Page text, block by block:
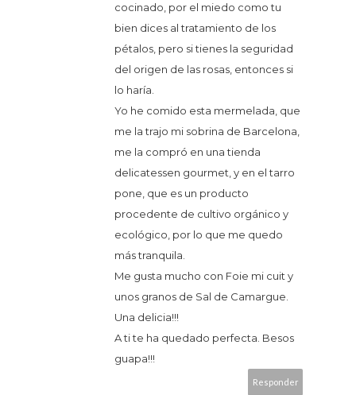
cocinado, por el miedo como tu
bien dices al tratamiento de los
pétalos, pero si tienes la seguridad
del origen de las rosas, entonces si
lo haría.
Yo he comido esta mermelada, que
me la trajo mi sobrina de Barcelona,
me la compró en una tienda
delicatessen gourmet, y en el tarro
pone, que es un producto
procedente de cultivo orgánico y
ecológico, por lo que me quedo
más tranquila.
Me gusta mucho con Foie mi cuit y
unos granos de Sal de Camargue.
Una delicia!!!
A ti te ha quedado perfecta. Besos
guapa!!!
Responder